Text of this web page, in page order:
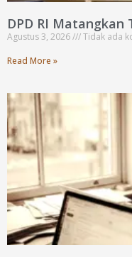
DPD RI Matangkan
Agustus 3, 2026
Tidak ada
Read More »